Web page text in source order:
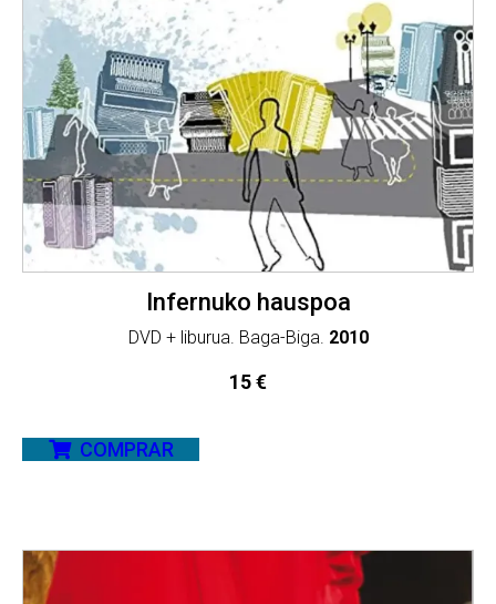
Infernuko hauspoa
DVD + liburua. Baga-Biga. 2010
15€
COMPRAR